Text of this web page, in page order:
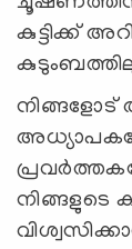
കുട്ടിക്ക്
നിങ്ങളുടെ